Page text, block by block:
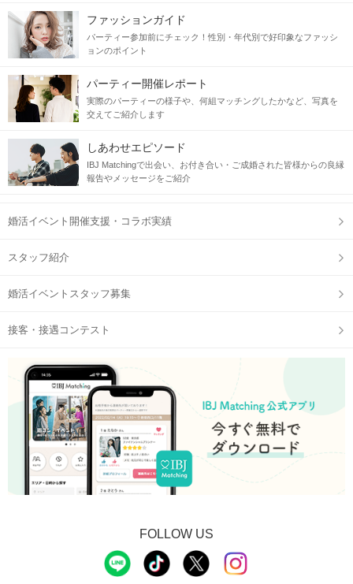
ファッションガイド
パーティー参加前にチェック！性別・年代別で好印象なファッシ
ョンのポイント
パーティー開催レポート
実際のパーティーの様子や、何組マッチングしたかなど、写真を
交えてご紹介します
しあわせエピソード
IBJ Matchingで出会い、お付き合い・ご成婚された皆様からの良縁
報告やメッセージをご紹介
婚活イベント開催支援・コラボ実績
スタッフ紹介
婚活イベントスタッフ募集
接客・接遇コンテスト
FOLLOW US